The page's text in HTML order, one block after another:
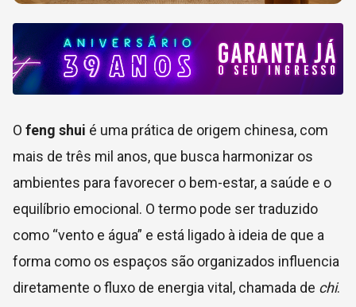
O feng shui é uma prática de origem chinesa, com
mais de três mil anos, que busca harmonizar os
ambientes para favorecer o bem-estar, a saúde e o
equilíbrio emocional. O termo pode ser traduzido
como “vento e água” e está ligado à ideia de que a
forma como os espaços são organizados influencia
diretamente o fluxo de energia vital, chamada de chi.